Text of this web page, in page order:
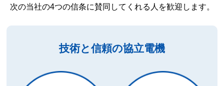
次の当社の4つの信条に賛同してくれる人を歓迎します。
技術と信頼の協立電機